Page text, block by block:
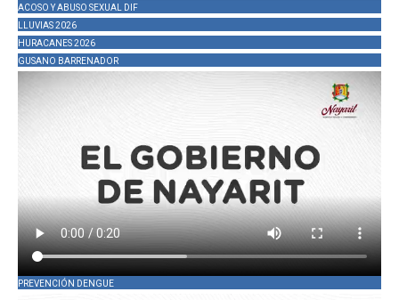
ACOSO Y ABUSO SEXUAL DIF
LLUVIAS 2026
HURACANES 2026
GUSANO BARRENADOR
PREVENCIÓN DENGUE